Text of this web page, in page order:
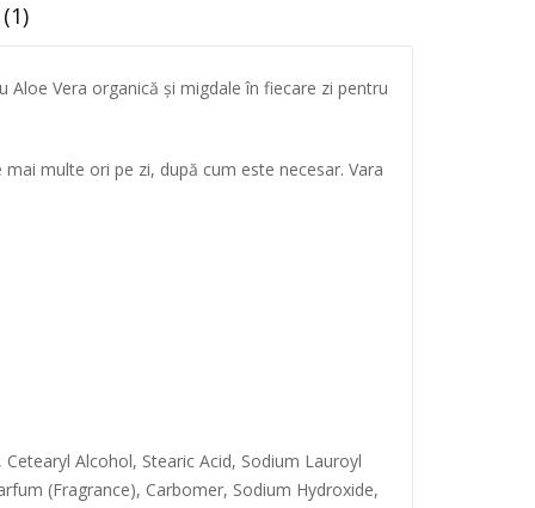
Vera organică și migdale în fiecare zi pentru
multe ori pe zi, după cum este necesar. Vara
Alcohol, Stearic Acid, Sodium Lauroyl
(Fragrance), Carbomer, Sodium Hydroxide,